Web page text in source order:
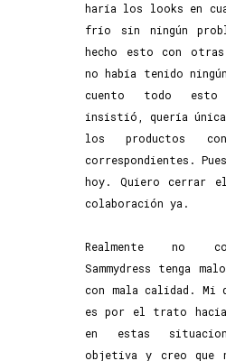
haría los looks en
frío sin ningún
hecho esto con
no había tenido
cuento todo
insistió, quería
los productos
correspondientes.
hoy. Quiero cerrar
colaboración ya.
Realmente no
Sammydress tenga
con mala calidad. Mi
es por el trato
en estas
objetiva y creo que